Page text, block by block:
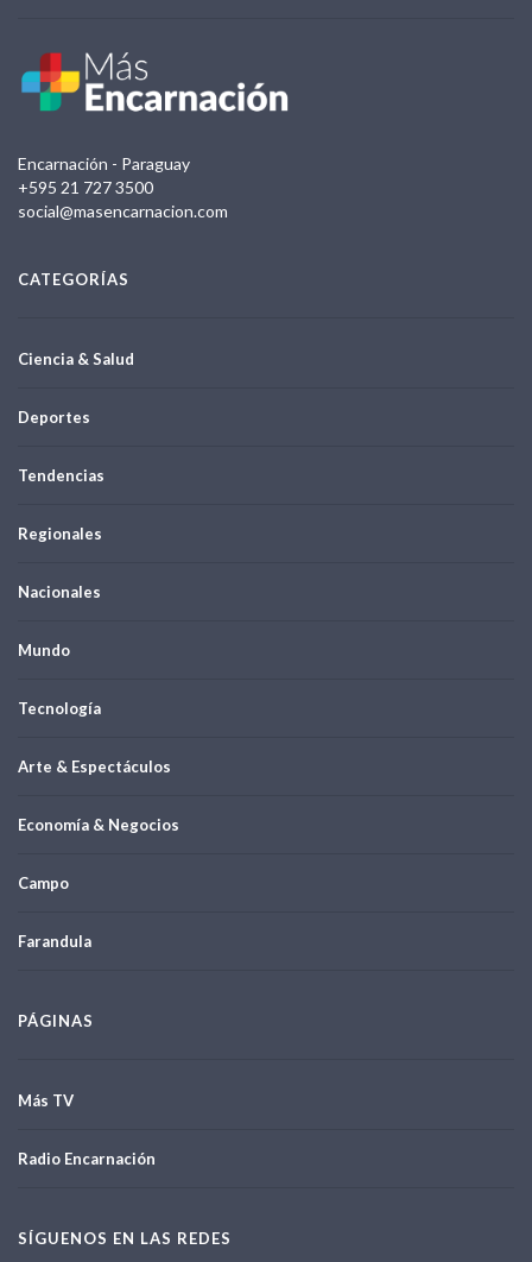
Encarnación - Paraguay
+595 21 727 3500
social@masencarnacion.com
CATEGORÍAS
Ciencia & Salud
Deportes
Tendencias
Regionales
Nacionales
Mundo
Tecnología
Arte & Espectáculos
Economía & Negocios
Campo
Farandula
PÁGINAS
Más TV
Radio Encarnación
SÍGUENOS EN LAS REDES